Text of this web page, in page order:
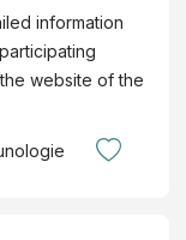
information
website of the